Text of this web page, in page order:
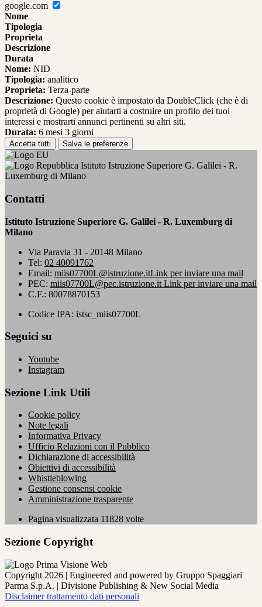
google.com
Nome
Tipologia
Proprieta
Descrizione
Durata
Nome: NID
Tipologia: analitico
Proprieta: Terza-parte
Descrizione: Questo cookie è impostato da DoubleClick (che è di
proprietà di Google) per aiutarti a costruire un profilo dei tuoi
interessi e mostrarti annunci pertinenti su altri siti.
Durata: 6 mesi 3 giorni
Accetta tutti Salva le preferenze
Istituto Istruzione Superiore G. Galilei - R.
Luxemburg di Milano
Contatti
Istituto Istruzione Superiore G. Galilei - R. Luxemburg di
Milano
Via Paravia 31 - 20148 Milano
Tel: 02 40091762
Email: miis07700L@istruzione.itLink per inviare una mail
PEC: miis07700L@pec.istruzione.it Link per inviare una mail
C.F.: 80078870153
Codice IPA: istsc_miis07700L
Seguici su
Youtube
Instagram
Sezione Link Utili
Cookie policy
Note legali
Informativa Privacy
Ufficio Relazioni con il Pubblico
Dichiarazione di accessibilità
Obiettivi di accessibilità
Whistleblowing
Gestione consensi cookie
Amministrazione trasparente
Pagina visualizzata 11828 volte
Sezione Copyright
Copyright 2026 | Engineered and powered by Gruppo Spaggiari
Parma S.p.A. | Divisione Publishing & New Social Media
Disclaimer trattamento dati personali